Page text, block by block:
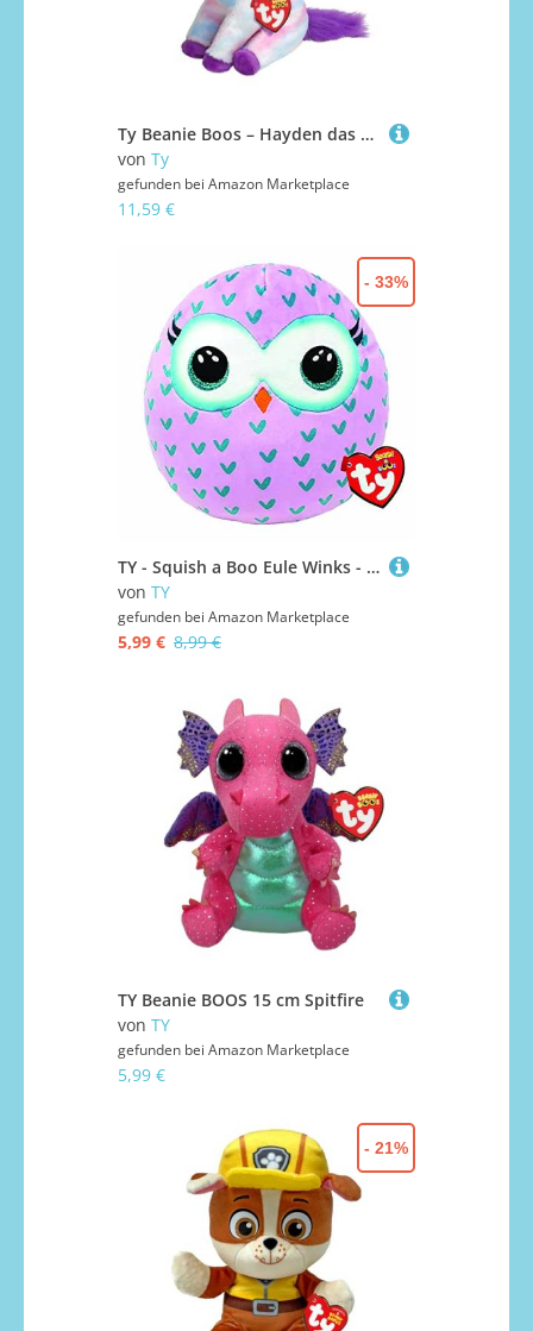
Ty Beanie Boos – Hayden das Pferd mit großen und glitzernden lila Augen, das Plüschtier mit großen glitzernden Augen – 15 cm – T37378
von Ty
gefunden bei Amazon Marketplace
11,59 €
TY - Squish a Boo Eule Winks - 20 cm, 2009157, 25,4 cm
von TY
gefunden bei Amazon Marketplace
5,99 € 8,99 €
- 33%
TY Beanie BOOS 15 cm Spitfire
von TY
gefunden bei Amazon Marketplace
5,99 €
- 21%